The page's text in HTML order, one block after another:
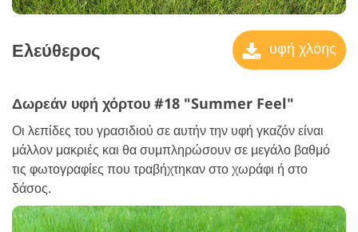
Ελεύθερος υφή χλόης
Δωρεάν υφή χόρτου #18 "Summer Feel"
Οι λεπίδες του γρασιδιού σε αυτήν την υφή γκαζόν είναι
μάλλον μακριές και θα συμπληρώσουν σε μεγάλο βαθμό
τις φωτογραφίες που τραβήχτηκαν στο χωράφι ή στο
δάσος.